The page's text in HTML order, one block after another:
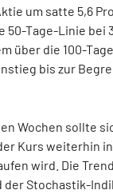
um satte 5,6
50-Tage-Linie bei
über die 100-
bis zur
Wochen sollte
Kurs weiterhin
wird. Die
der Stochastik-